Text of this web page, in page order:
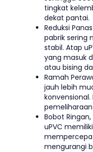
tingkat
dekat pantai.
Reduksi
pabrik sering
stabil. Atap
yang masuk
atau bising
Ramah
jauh lebih
Bobot
uPVC
mengurangi